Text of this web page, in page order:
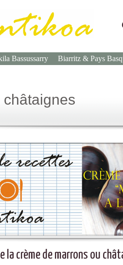
Bassussarry Biarritz & Pays
châtaignes
la crème de marrons ou